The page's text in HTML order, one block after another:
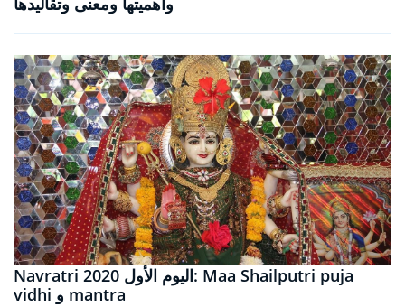
Navratri 2020 اليوم الأول: Maa Shailputri puja
vidhi و mantra